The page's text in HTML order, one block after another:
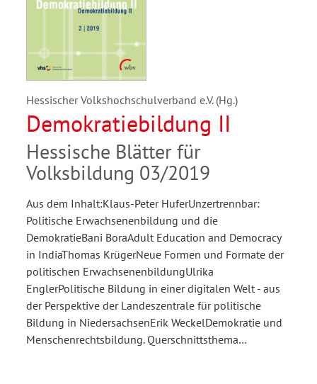
Hessischer Volkshochschulverband e.V. (Hg.)
Demokratiebildung II
Hessische Blätter für
Volksbildung 03/2019
Aus dem Inhalt:Klaus-Peter HuferUnzertrennbar:
Politische Erwachsenenbildung und die
DemokratieBani BoraAdult Education and Democracy
in IndiaThomas KrügerNeue Formen und Formate der
politischen ErwachsenenbildungUlrika
EnglerPolitische Bildung in einer digitalen Welt - aus
der Perspektive der Landeszentrale für politische
Bildung in NiedersachsenErik WeckelDemokratie und
Menschenrechtsbildung. Querschnittsthema…